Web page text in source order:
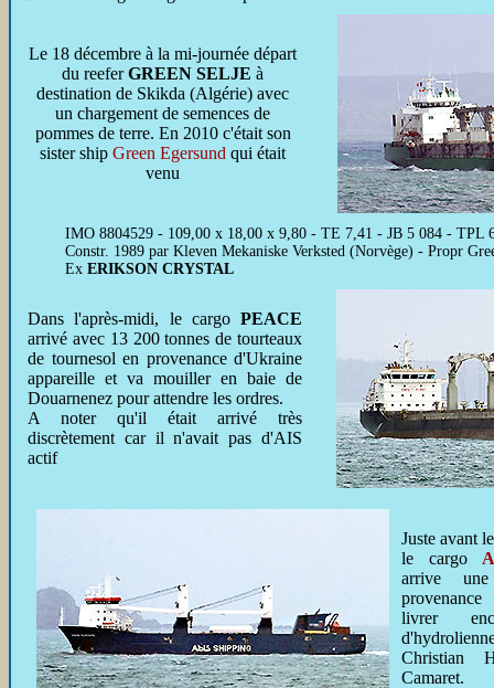
Le 18 décembre à la mi-journée départ
du reeferGREEN SELJE à
destination de Skikda (Algérie) avec
un chargement de semences de
pommes de terre. En 2010 c'était son
sister ship Green Egersund qui était
venu
IMO 8804529 - 109,00 x 18,00 x 9,80 - TE 7,41 - JB 5 084 - TPL
Constr. 1989 par Kleven Mekaniske Verksted (Norvège) - Propr
Ex ERIKSON CRYSTAL
Dans l'après-midi, le cargoPEACE
arrivé avec 13 200 tonnes de tourteaux
de tournesol en provenance d'Ukraine
appareille et va mouiller en baie de
Douarnenez pour attendre les ordres.
A noter qu'il était arrivé très
discrètement car il n'avait pas d'AIS
actif
Juste avant
le cargo
arrive
livrer
Christian
Camaret.